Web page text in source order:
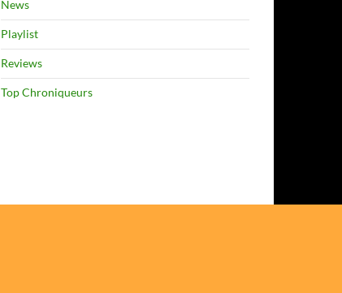
News
Playlist
Reviews
Top Chroniqueurs